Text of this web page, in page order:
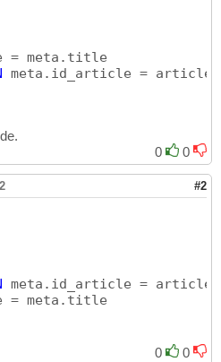
meta.id_article =
0
0
#2
meta.title
0 0